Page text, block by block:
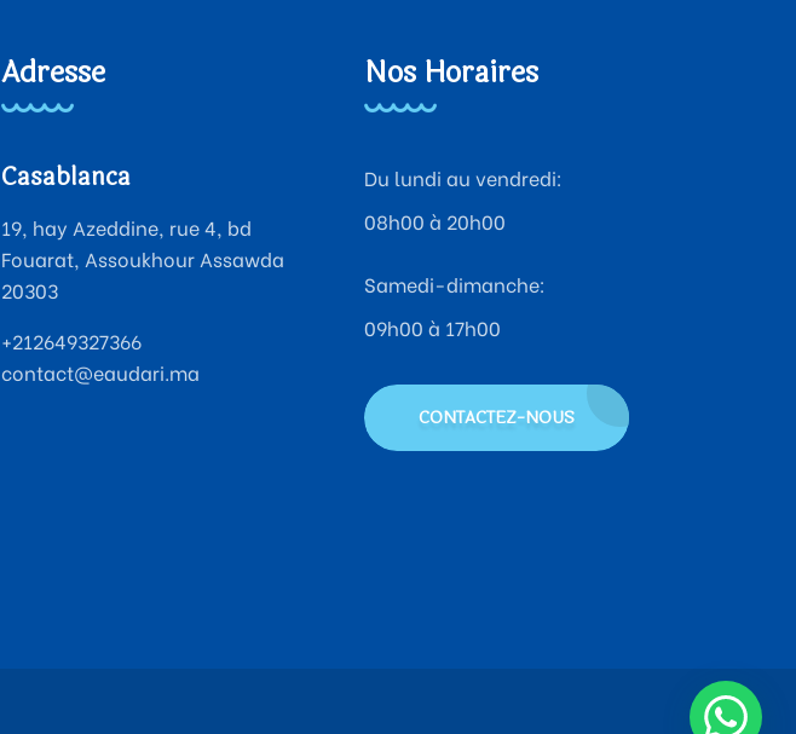
Adresse
Casablanca
19, hay Azeddine, rue 4, bd
Fouarat, Assoukhour Assawda
20303
+212649327366
contact@eaudari.ma
Nos Horaires
Du lundi au vendredi:
08h00 à 20h00
Samedi-dimanche:
09h00 à 17h00
CONTACTEZ-NOUS